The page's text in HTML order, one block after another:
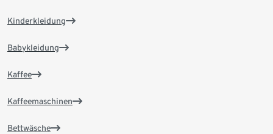
Kinderkleidung
Babykleidung
Kaffee
Kaffeemaschinen
Bettwäsche